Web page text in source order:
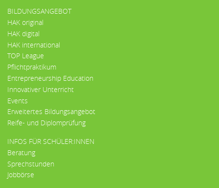
BILDUNGSANGEBOT
HAK original
HAK digital
HAK international
TOP League
Pflichtpraktikum
Entrepreneurship Education
Innovativer Unterricht
Events
Erweitertes Bildungsangebot
Reife- und Diplomprüfung
INFOS FÜR SCHÜLER:INNEN
Beratung
Sprechstunden
Jobbörse